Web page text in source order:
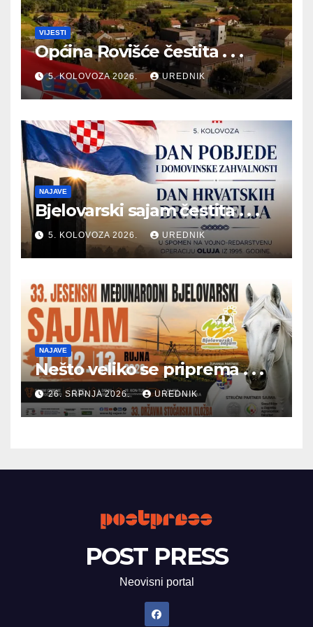
VIJESTI
Općina Rovišće čestita . . .
5. KOLOVOZA 2026. UREDNIK
NAJAVE
Bjelovarski sajam čestita . . .
5. KOLOVOZA 2026. UREDNIK
NAJAVE
Nešto veliko se priprema . . .
26. SRPNJA 2026. UREDNIK
POST PRESS
Neovisni portal